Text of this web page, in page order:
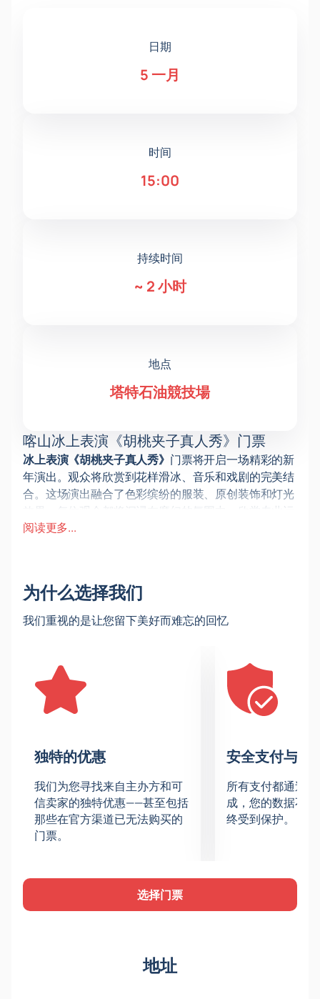
日期
5 一月
时间
15:00
持续时间
~ 2 小时
地点
塔特石油競技場
喀山冰上表演《胡桃夹子真人秀》门票
冰上表演《胡桃夹子真人秀》 门票将开启一场精彩的新
年演出。观众将欣赏到花样滑冰、音乐和戏剧的完美结
合。这场演出融合了色彩缤纷的服装、原创装饰和灯光
效果。每位观众都将沉浸在魔幻的氛围中，欣赏专业运
动员和艺术家的精彩表演，并感受到对奇迹的信仰。
斯托波尔街42号楼。宽敞的场地无论从哪个角度都能清
晰可见。表演的时间表和开始时间已在网站上公布。
参与者
舞师尼基塔·米哈伊洛夫组建了一支强大的阵容：花样滑
冰大师、世界冰上表演的独舞演员。国家艺术体操队、
空中杂技演员和原创艺术家也将参与表演。
进的技术设备和舒适的座椅。宽敞的大厅提供多种座位
选择：正厅或VIP包厢。大厅布局将帮助您选择舒适的
观演位置。
节目安排与剧情
这场演出将以全新的形式讲述一个耳熟能详的童话故
不同年代花样滑冰运动员的精彩表演；
柴可夫斯基芭蕾舞曲的现代配乐；
演出时长适合全家观看。每个曲目都是一个关于冰上运
阅读更多...
为什么选择我们
我们重视的是让您留下美好而难忘的回忆
独特的优惠
我们为您寻找来自主办方和可
信卖家的独特优惠——甚至包括
那些在官方渠道已无法购买的
门票。
安全支付与数
所有支付都通过
成，您的数据不
终受到保护。
选择门票
地址